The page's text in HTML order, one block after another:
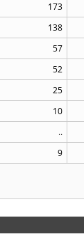
173
138
57
52
25
10
..
9